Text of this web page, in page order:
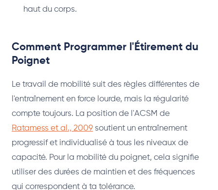
haut du corps.
Comment Programmer l'Étirement du
Poignet
Le travail de mobilité suit des règles différentes de
l'entraînement en force lourde, mais la régularité
compte toujours. La position de l'ACSM de
Ratamess et al., 2009 soutient un entraînement
progressif et individualisé à tous les niveaux de
capacité. Pour la mobilité du poignet, cela signifie
utiliser des durées de maintien et des fréquences
qui correspondent à ta tolérance.